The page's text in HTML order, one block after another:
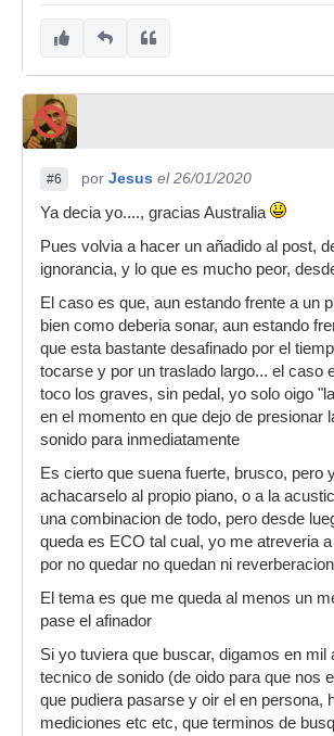
#6 por Jesus el 26/01/2020
Ya decia yo...., gracias Australia
Pues volvia a hacer un añadido al post,
ignorancia, y lo que es mucho peor,
El caso es que, aun estando frente a un
bien como deberia sonar, aun estando
que esta bastante desafinado por el
tocarse y por un traslado largo... el caso
toco los graves, sin pedal, yo solo oigo
en el momento en que dejo de presionar
sonido para inmediatamente
Es cierto que suena fuerte, brusco, pero
achacarselo al propio piano, o a la
una combinacion de todo, pero desde
queda es ECO tal cual, yo me atreveria
por no quedar no quedan ni
El tema es que me queda al menos un
pase el afinador
Si yo tuviera que buscar, digamos en mil
tecnico de sonido (de oido para que nos
que pudiera pasarse y oir el en persona,
mediciones etc etc, que terminos de